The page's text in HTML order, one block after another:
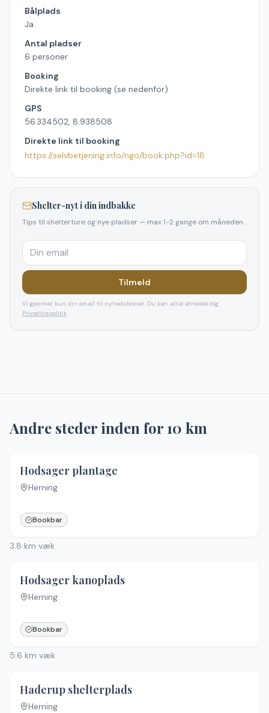
Bålplads
Ja
Antal pladser
6 personer
Booking
Direkte link til booking (se nedenfor)
GPS
56.334502, 8.938508
Direkte link til booking
https://selvbetjening.info/ngo/book.php?id=18
Shelter-nyt i din indbakke
Tips til shelterture og nye pladser — max 1-2 gange om måneden.
Tilmeld
Vi gemmer kun din email til nyhedsbrevet. Du kan altid afmelde dig.
Privatlivspolitik
Andre steder inden for10 km
Hodsager plantage
Herning
Bookbar
3.8 km væk
Hodsager kanoplads
Herning
Bookbar
5.6 km væk
Haderup shelterplads
Herning